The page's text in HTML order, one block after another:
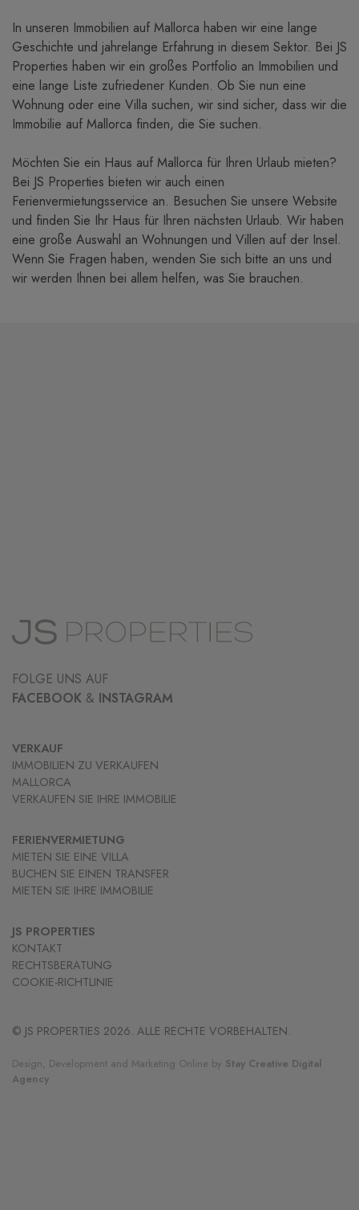
In unseren Immobilien auf Mallorca haben wir eine lange
Geschichte und jahrelange Erfahrung in diesem Sektor. Bei JS
Properties haben wir ein großes Portfolio an Immobilien und
eine lange Liste zufriedener Kunden. Ob Sie nun eine
Wohnung oder eine Villa suchen, wir sind sicher, dass wir die
Immobilie auf Mallorca finden, die Sie suchen.
Möchten Sie ein Haus auf Mallorca für Ihren Urlaub mieten?
Bei JS Properties bieten wir auch einen
Ferienvermietungsservice an. Besuchen Sie unsere Website
und finden Sie Ihr Haus für Ihren nächsten Urlaub. Wir haben
eine große Auswahl an Wohnungen und Villen auf der Insel.
Wenn Sie Fragen haben, wenden Sie sich bitte an uns und
wir werden Ihnen bei allem helfen, was Sie brauchen.
FOLGE UNS AUF
FACEBOOK & INSTAGRAM
VERKAUF
IMMOBILIEN ZU VERKAUFEN
MALLORCA
VERKAUFEN SIE IHRE IMMOBILIE
FERIENVERMIETUNG
MIETEN SIE EINE VILLA
BUCHEN SIE EINEN TRANSFER
MIETEN SIE IHRE IMMOBILIE
JS PROPERTIES
KONTAKT
RECHTSBERATUNG
COOKIE-RICHTLINIE
© JS PROPERTIES 2026. ALLE RECHTE VORBEHALTEN.
Design, Development and Marketing Online by Stay Creative Digital
Agency